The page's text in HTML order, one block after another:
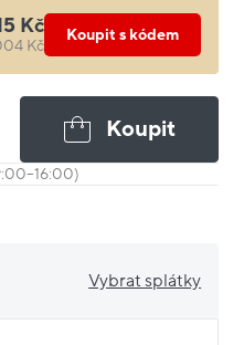
Kč
Kč
Koupit s kódem
Koupit
Vybrat splátky